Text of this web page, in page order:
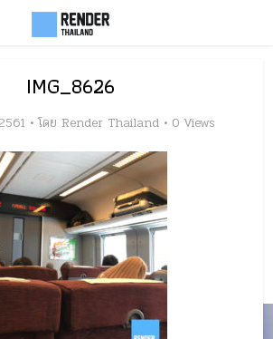
IMG_8626
โดย Render Thailand 0 Views